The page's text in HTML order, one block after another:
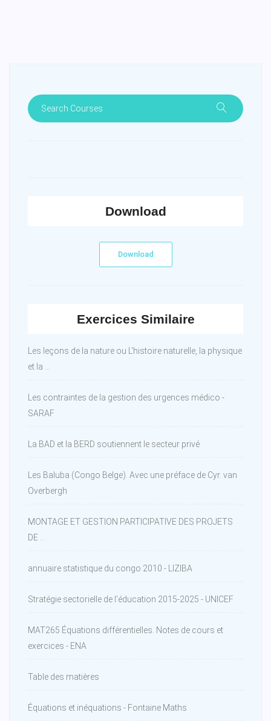
Download
Download
Exercices Similaire
Les leçons de la nature ou L'histoire naturelle, la physique
et la ...
Les contraintes de la gestion des urgences médico -
SARAF
La BAD et la BERD soutiennent le secteur privé
Les Baluba (Congo Belge). Avec une préface de Cyr. van
Overbergh
MONTAGE ET GESTION PARTICIPATIVE DES PROJETS
DE ...
annuaire statistique du congo 2010 - LIZIBA
Stratégie sectorielle de l'éducation 2015-2025 - UNICEF
MAT265 Équations différentielles. Notes de cours et
exercices - ENA
Table des matières
Équations et inéquations - Fontaine Maths